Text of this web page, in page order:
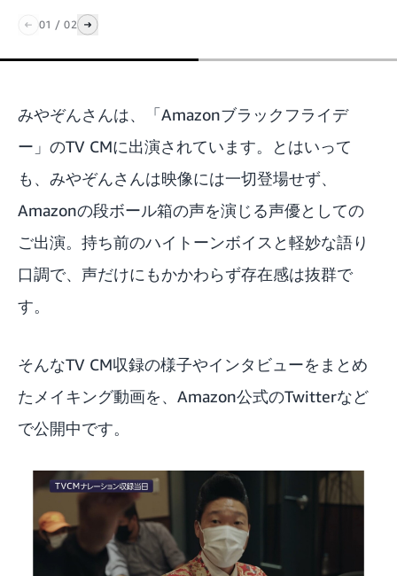
01 / 02
みやぞんさんは、「Amazonブラックフライデ
ー」のTV CMに出演されています。とはいって
も、みやぞんさんは映像には一切登場せず、
Amazonの段ボール箱の声を演じる声優としての
ご出演。持ち前のハイトーンボイスと軽妙な語り
口調で、声だけにもかかわらず存在感は抜群で
す。
そんなTV CM収録の様子やインタビューをまとめ
たメイキング動画を、Amazon公式のTwitterなど
で公開中です。